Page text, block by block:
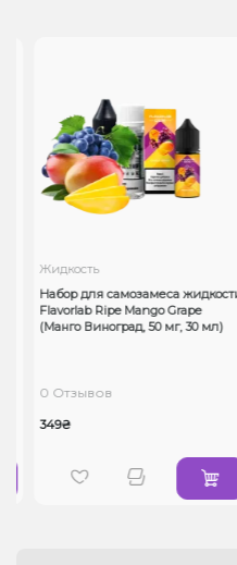
Жидкость
Набор для самозамеса жидкости
Flavorlab Ripe Mango Grape
(Манго Виноград, 50 мг, 30 мл)
0 Отзывов
349₴